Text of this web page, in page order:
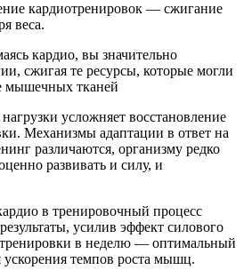
кардиотренировок — сжигание
веса.
кардио, вы значительно
сжигая те ресурсы, которые могли
мышечных тканей
усложняет восстановление
Механизмы адаптации в ответ на
различаются, организму редко
развивать и силу, и
в тренировочный процесс
усилив эффект силового
в неделю — оптимальный
ускорения темпов роста мышц.